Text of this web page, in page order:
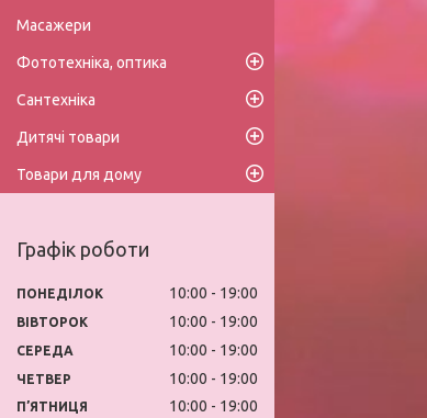
Масажери
Фототехніка, оптика
Сантехніка
Дитячі товари
Товари для дому
Графік роботи
ПОНЕДІЛОК 10:00 19:00
ВІВТОРОК 10:00 19:00
СЕРЕДА 10:00 19:00
ЧЕТВЕР 10:00 19:00
ПʼЯТНИЦЯ 10:00 19:00